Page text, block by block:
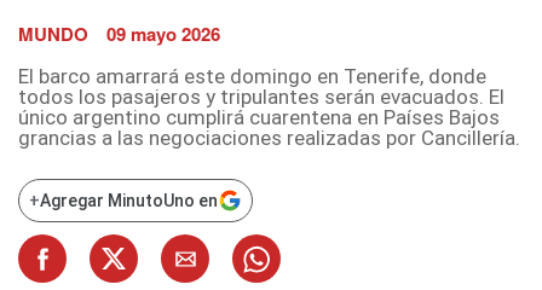
MUNDO 09 mayo 2026
El barco amarrará este domingo en Tenerife, donde
todos los pasajeros y tripulantes serán evacuados. El
único argentino cumplirá cuarentena en Países Bajos
grancias a las negociaciones realizadas por Cancillería.
+Agregar MinutoUno en